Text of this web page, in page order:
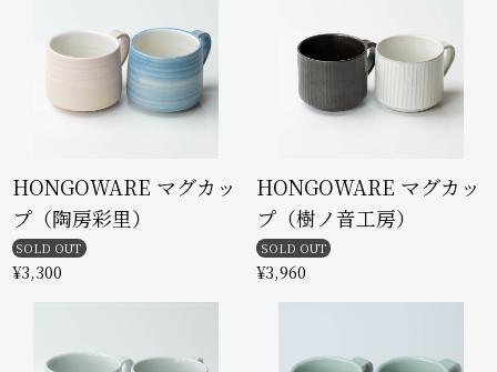
HONGOWARE マグカッ
プ（陶房彩里）
SOLD OUT
¥3,300
HONGOWARE マグカッ
プ（樹ノ音工房）
SOLD OUT
¥3,960